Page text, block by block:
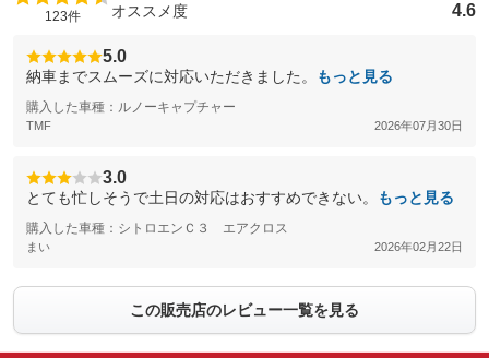
123件 オススメ度 4.6
5.0
納車までスムーズに対応いただきました。 もっと見る
購入した車種：ルノーキャプチャー
TMF 2026年07月30日
3.0
とても忙しそうで土日の対応はおすすめできない。 もっと見る
購入した車種：シトロエンＣ３ エアクロス
まい 2026年02月22日
この販売店のレビュー一覧を見る